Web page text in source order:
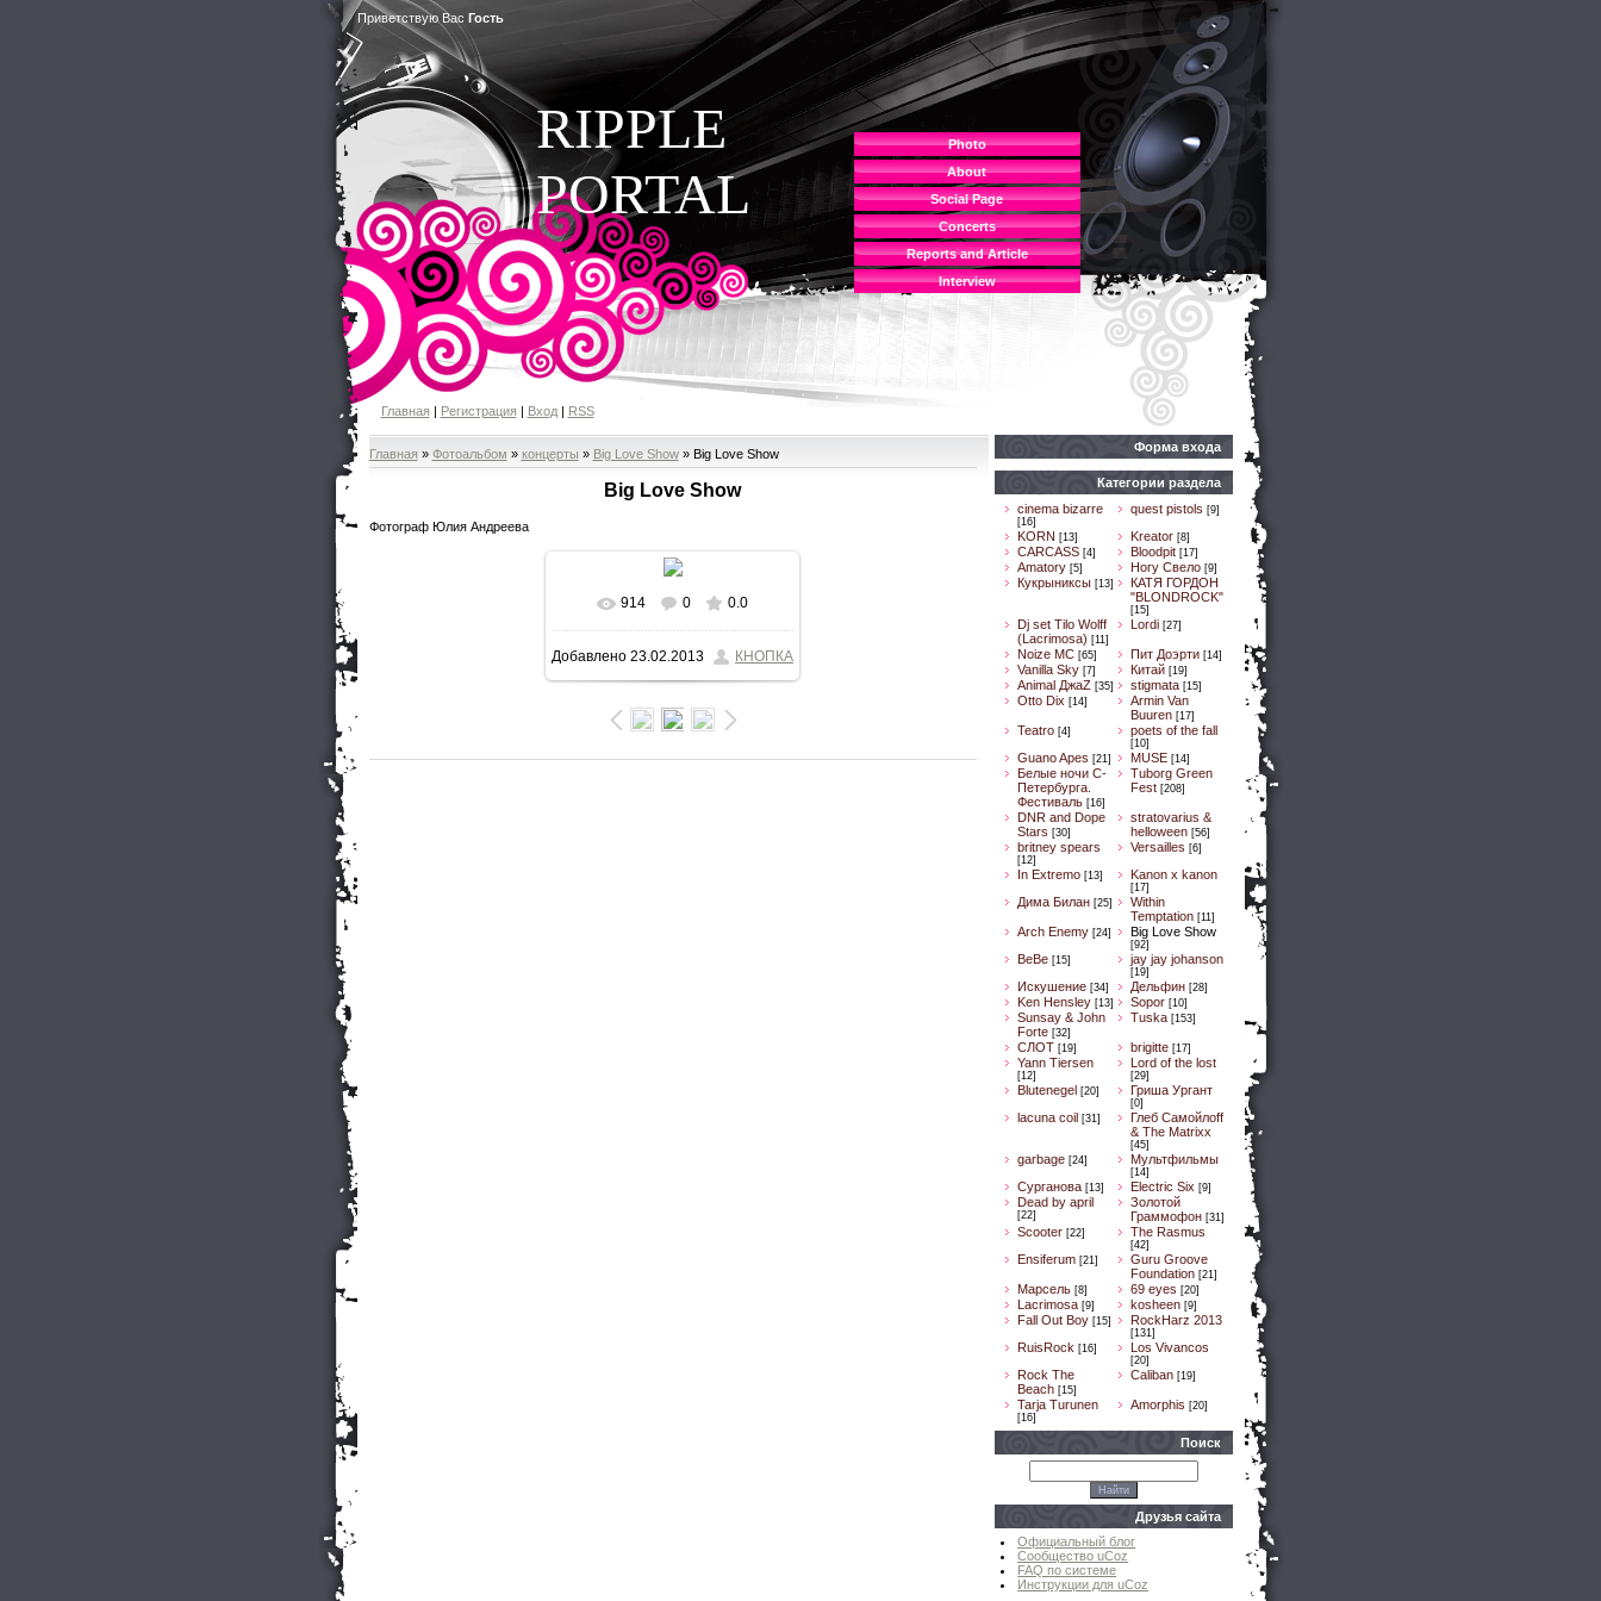
Приветствую Вас Гость
Photo
About
Social Page
Concerts
Reports and Article
Interview
RIPPLE
PORTAL
Главная| Регистрация| Вход| RSS
Главная » Фотоальбом » концерты » Big Love Show» Big Love Show
Big Love Show
Фотограф Юлия Андреева
В реальном размере
427x640/ 49.4Kb
914 0 0.0
Добавлено 23.02.2013 КНОПКА
Форма входа
Категории раздела
cinema bizarre
[16]
quest pistols [9]
KORN [13] Kreator [8]
CARCASS [4] Bloodpit [17]
Amatory [5] Ногу Свело [9]
Кукрыниксы [13]
КАТЯ ГОРДОН
"BLONDROCK"
[15]
Dj set Tilo Wolff
(Lacrimosa) [11]
Lordi [27]
Noize MC [65] Пит Доэрти [14]
Vanilla Sky [7] Китай [19]
Animal ДжaZ [35] stigmata [15]
Otto Dix [14]
Armin Van
Buuren [17]
Teatro [4] poets of the fall
[10]
Guano Apes [21] MUSE [14]
Белые ночи С-
Петербурга.
Фестиваль [16]
Tuborg Green
Fest [208]
DNR and Dope
Stars [30]
stratovarius &
helloween [56]
britney spears
[12]
Versailles [6]
In Extremo [13] Kanon x kanon
[17]
Дима Билан [25]
Within
Temptation [11]
Arch Enemy [24] Big Love Show
[92]
BeBe [15] jay jay johanson
[19]
Искушение [34] Дельфин [28]
Ken Hensley [13] Sopor [10]
Sunsay & John
Forte [32]
Tuska [153]
CЛОТ [19] brigitte [17]
Yann Tiersen
[12]
Lord of the lost
[29]
Blutenegel [20] Гриша Ургант
[0]
lacuna coil [31]
Глеб Самойлоff
& The Matrixx
[45]
garbage [24] Мультфильмы
[14]
Сурганова [13] Electric Six [9]
Dead by april
[22]
Золотой
Граммофон [31]
Scooter [22] The Rasmus
[42]
Ensiferum [21]
Guru Groove
Foundation [21]
Марсель [8] 69 eyes [20]
Lacrimosa [9] kosheen [9]
Fall Out Boy [15] RockHarz 2013
[131]
RuisRock [16] Los Vivancos
[20]
Rock The
Beach [15]
Caliban [19]
Tarja Turunen
[16]
Amorphis [20]
Поиск
Друзья сайта
Официальный блог
Сообщество uCoz
FAQ по системе
Инструкции для uCoz